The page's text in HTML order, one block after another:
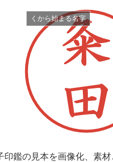
くから始まる名字
鑑の見本を画像化、素材